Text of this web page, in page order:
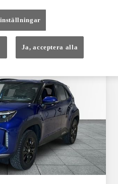
Ja, acceptera alla